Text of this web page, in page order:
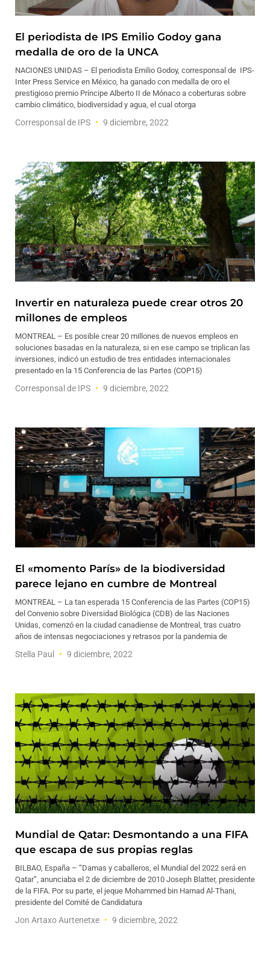
El periodista de IPS Emilio Godoy gana
medalla de oro de la UNCA
NACIONES UNIDAS – El periodista Emilio Godoy, corresponsal de IPS-
Inter Press Service en México, ha ganado con medalla de oro el
prestigioso premio Príncipe Alberto II de Mónaco a coberturas sobre
cambio climático, biodiversidad y agua, el cual otorga
Corresponsal de IPS 9 diciembre, 2022
Invertir en naturaleza puede crear otros 20
millones de empleos
MONTREAL – Es posible crear 20 millones de nuevos empleos en
soluciones basadas en la naturaleza, si en ese campo se triplican las
inversiones, indicó un estudio de tres entidades internacionales
presentado en la 15 Conferencia de las Partes (COP15)
Corresponsal de IPS 9 diciembre, 2022
El «momento París» de la biodiversidad
parece lejano en cumbre de Montreal
MONTREAL – La tan esperada 15 Conferencia de las Partes (COP15)
del Convenio sobre Diversidad Biológica (CDB) de las Naciones
Unidas, comenzó en la ciudad canadiense de Montreal, tras cuatro
años de intensas negociaciones y retrasos por la pandemia de
Stella Paul 9 diciembre, 2022
Mundial de Qatar: Desmontando a una FIFA
que escapa de sus propias reglas
BILBAO, España – “Damas y caballeros, el Mundial del 2022 será en
Qatar”, anunciaba el 2 de diciembre de 2010 Joseph Blatter, presidente
de la FIFA. Por su parte, el jeque Mohammed bin Hamad Al-Thani,
presidente del Comité de Candidatura
Jon Artaxo Aurtenetxe 9 diciembre, 2022